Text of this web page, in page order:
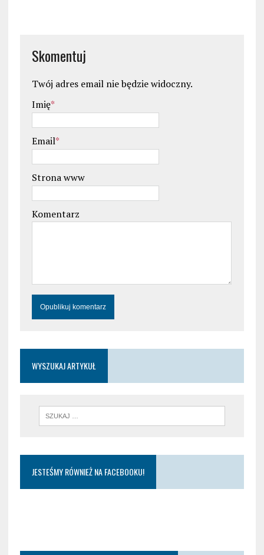
Skomentuj
Twój adres email nie będzie widoczny.
Imię*
Email*
Strona www
Komentarz
WYSZUKAJ ARTYKUŁ
JESTEŚMY RÓWNIEŻ NA FACEBOOKU!